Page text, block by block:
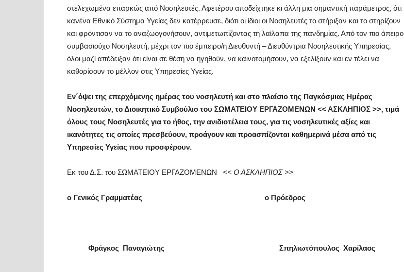
στελεχωμένα επαρκώς από Νοσηλευτές. Αφετέρου αποδείχτηκε κι άλλη μια σημαντική παράμετρος, ότι
κανένα Εθνικό Σύστημα Υγείας δεν κατέρρευσε, διότι οι ίδιοι οι Νοσηλευτές το στήριξαν και το στηρίζουν
και φρόντισαν να το αναζωογονήσουν, αντιμετωπίζοντας τη λαίλαπα της πανδημίας. Από τον πιο άπειρο
συμβασιούχο Νοσηλευτή, μέχρι τον πιο έμπειρο/η Διευθυντή – Διευθύντρια Νοσηλευτικής Υπηρεσίας,
όλοι μαζί απέδειξαν ότι είναι σε θέση να ηγηθούν, να καινοτομήσουν, να εξελίξουν και εν τέλει να
καθορίσουν το μέλλον στις Υπηρεσίες Υγείας.
Εν΄όψει της επερχόμενης ημέρας του νοσηλευτή και στο πλαίσιο της Παγκόσμιας Ημέρας
Νοσηλευτών, το Διοικητικό Συμβούλιο του ΣΩΜΑΤΕΙΟΥ ΕΡΓΑΖΟΜΕΝΩΝ << ΑΣΚΛΗΠΙΟΣ >>, τιμά
όλους τους Νοσηλευτές για το ήθος, την ανιδιοτέλεια τους, για τις νοσηλευτικές αξίες και
ικανότητες τις οποίες πρεσβεύουν, προάγουν και προασπίζονται καθημερινά μέσα από τις
Υπηρεσίες Υγείας που προσφέρουν.
Εκ του Δ.Σ. του ΣΩΜΑΤΕΙΟΥ ΕΡΓΑΖΟΜΕΝΩΝ << Ο ΑΣΚΛΗΠΙΟΣ >>
ο Γενικός Γραμματέας ο Πρόεδρος
Φράγκος Παναγιώτης Σπηλιωτόπουλος Χαρίλαος